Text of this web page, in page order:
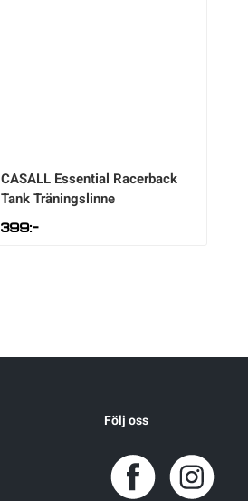
CASALL Essential Racerback
Tank Träningslinne
399:-
Följ oss